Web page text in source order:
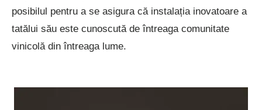
posibilul pentru a se asigura că instalația inovatoare a
tatălui său este cunoscută de întreaga comunitate
vinicolă din întreaga lume.